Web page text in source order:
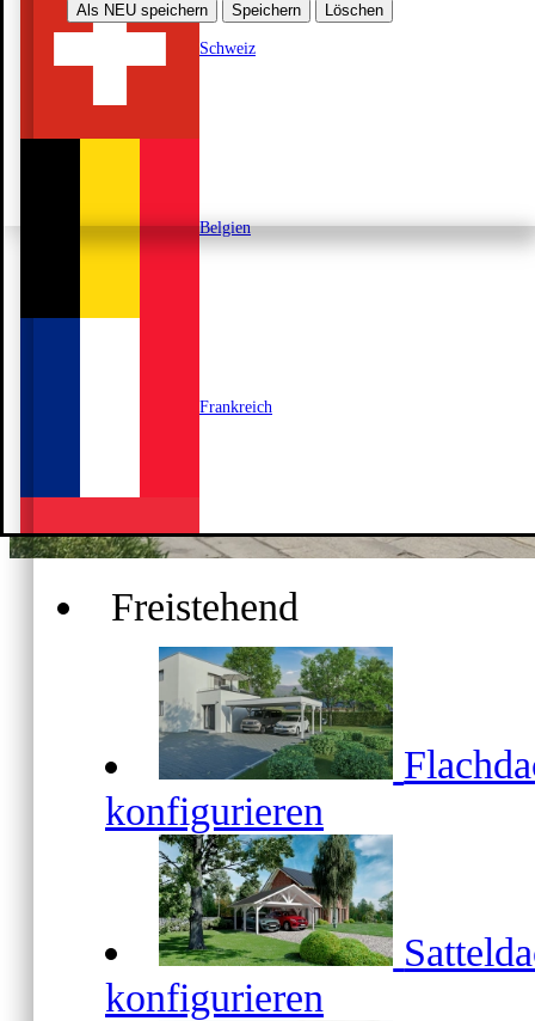
Als NEU speichern Speichern Löschen
Schweiz
Belgien
Frankreich
Niederlande
Estland
Freistehend
konfigurieren
konfigurieren